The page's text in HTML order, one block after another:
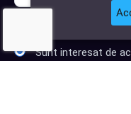
Sunt interesat de
Sunt interesat de